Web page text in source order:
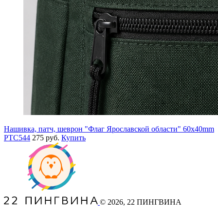
Нашивка, патч, шеврон "Флаг Ярославской области" 60x40mm
PTC544 275 руб. Купить
© 2026, 22 ПИНГВИНА